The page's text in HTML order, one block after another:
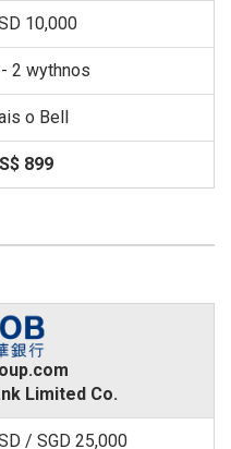
10,000
2 wythnos
o Bell
899
Limited Co.
/ SGD 25,000